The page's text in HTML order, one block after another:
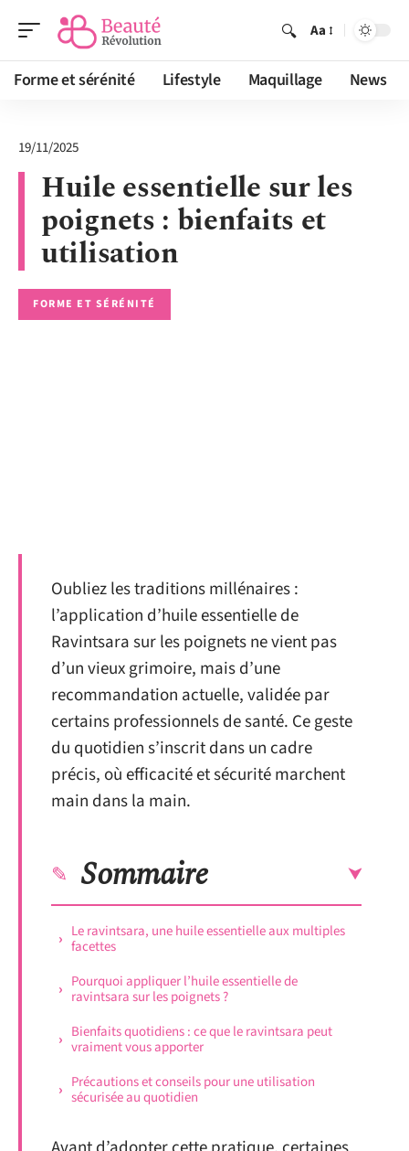
Aa
Forme et sérénité Lifestyle Maquillage News
19/11/2025
Huile essentielle sur les
poignets : bienfaits et
utilisation
FORME ET SÉRÉNITÉ
Oubliez les traditions millénaires :
l’application d’huile essentielle de
Ravintsara sur les poignets ne vient pas
d’un vieux grimoire, mais d’une
recommandation actuelle, validée par
certains professionnels de santé. Ce geste
du quotidien s’inscrit dans un cadre
précis, où efficacité et sécurité marchent
main dans la main.
Sommaire
Le ravintsara, une huile essentielle aux multiples
facettes
Pourquoi appliquer l’huile essentielle de
ravintsara sur les poignets ?
Bienfaits quotidiens : ce que le ravintsara peut
vraiment vous apporter
Précautions et conseils pour une utilisation
sécurisée au quotidien